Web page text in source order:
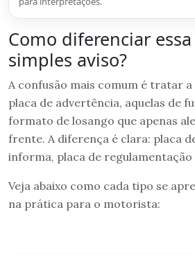
Como diferenciar
simples aviso?
A confusão mais comum é tratar a
placa de advertência, aquelas de
formato de losango que apenas
frente. A diferença é clara: placa
informa, placa de regulamentação
Veja abaixo como cada tipo se
na prática para o motorista: